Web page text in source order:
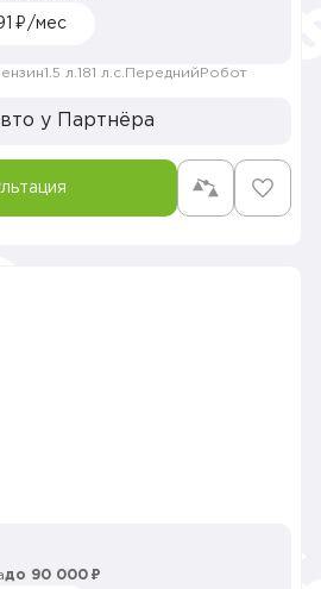
₽/мес
1.5 л. 181 л.с. Передний Робот
у Партнёра
до 90 000 ₽